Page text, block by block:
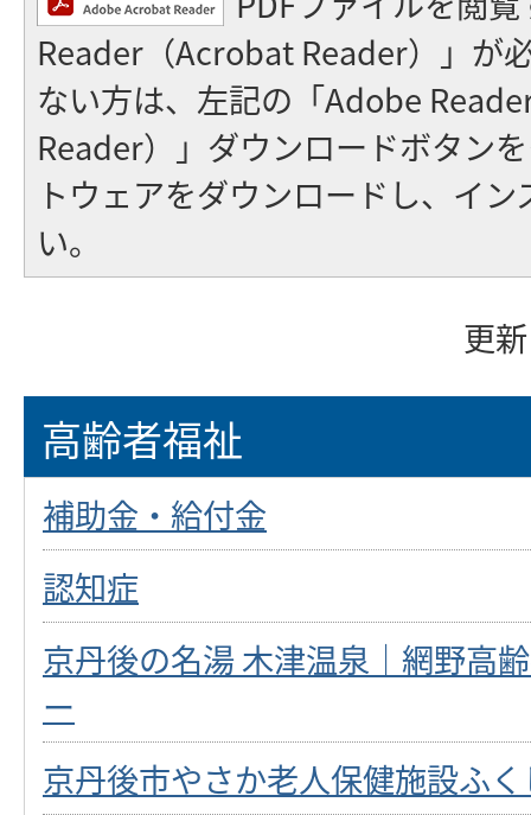
Reader（Acrobat Reader）」が
ない方は、左記の「Adobe
Reader）」ダウンロードボタン
トウェアをダウンロードし、イ
い。
更
高齢者福祉
補助金・給付金
認知症
京丹後の名湯 木津温泉｜網野高
ー
京丹後市やさか老人保健施設ふ